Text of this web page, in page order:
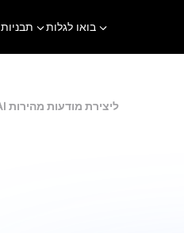
תבניות בואו לגלות
מחולל מודעות פייסבוק AI ליצירת מודעות מהירות